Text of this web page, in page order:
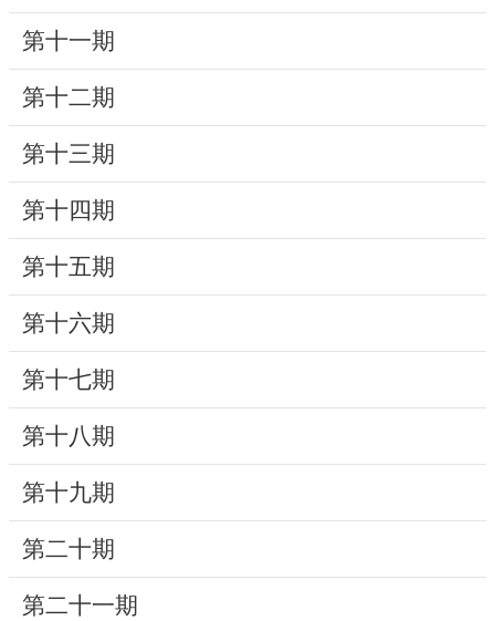
聞
與
公
告
便
民
服
研
究
典
藏
性
別
平
等
政
第十一期
第十二期
第十三期
第十四期
第十五期
第十六期
第十七期
第十八期
第十九期
第二十期
第二十一期